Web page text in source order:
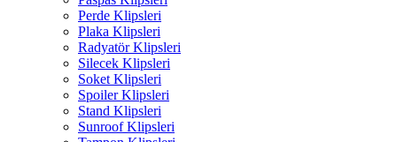
Perde Klipsleri
Plaka Klipsleri
Radyatör Klipsleri
Silecek Klipsleri
Soket Klipsleri
Spoiler Klipsleri
Stand Klipsleri
Sunroof Klipsleri